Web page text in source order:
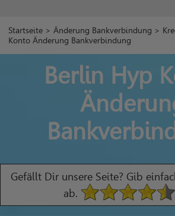
Startseite >Änderung Bankverbindung >
Konto Änderung Bankverbindung
Berlin Hyp
Gefällt Dir unsere Seite? Gib
ab.